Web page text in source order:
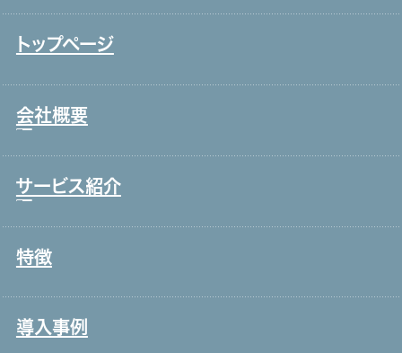
トップページ
会社概要
トップメッセージ
事業戦略・事業領域
ブランド理念
沿革
サービス紹介
コールセンター・オフィスワーク
製造・工場
宿泊・外食
特徴
導入事例